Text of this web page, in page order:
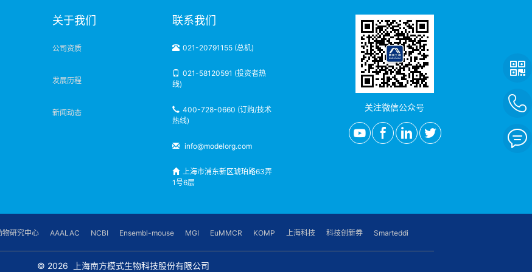
关于我们
公司资质
发展历程
新闻动态
联系我们
021-20791155 (总机)
021-58120591 (投资者热
线)
400-728-0660 (订购/技术
热线)
info@modelorg.com
上海市浦东新区琥珀路63弄
1号6层
关注微信公众号
物研究中心 AAALAC NCBI Ensembl-mouse MGI EuMMCR KOMP 上海科技 科技创新券 Smarteddi
© 2026 上海南方模式生物科技股份有限公司